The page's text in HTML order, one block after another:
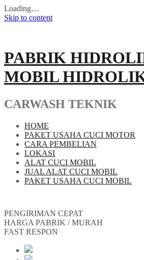
Loading…
Skip to content
PABRIK
MOBIL
CARWASH TEKNIK
HOME
PAKET USAHA CUCI MOTOR
CARA PEMBELIAN
LOKASI
ALAT CUCI MOBIL
JUAL ALAT CUCI MOBIL
PAKET USAHA CUCI MOBIL
PENGIRIMAN CEPAT
HARGA PABRIK / MURAH
FAST RESPON